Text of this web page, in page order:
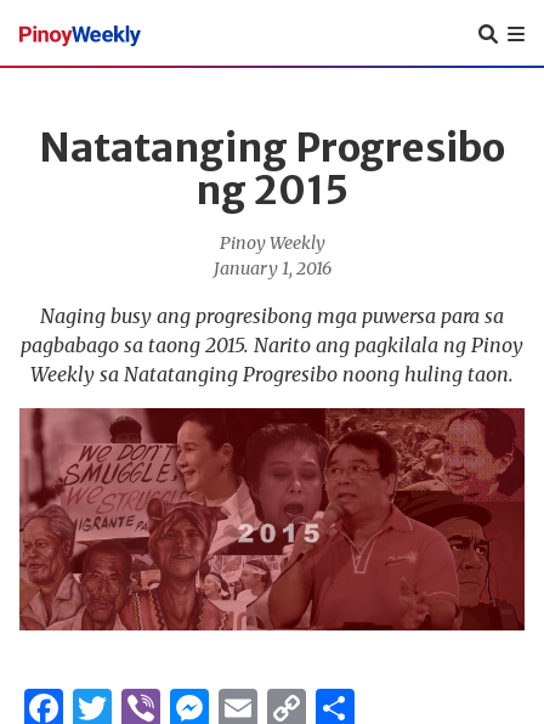
Pinoy
Weekly
Natatanging Progresibo
ng 2015
Pinoy Weekly
January 1, 2016
Naging busy ang progresibong mga puwersa para sa
pagbabago sa taong 2015. Narito ang pagkilala ng Pinoy
Weekly sa Natatanging Progresibo noong huling taon.
Facebook
Twitter
ViberMessenger
Email
Copy